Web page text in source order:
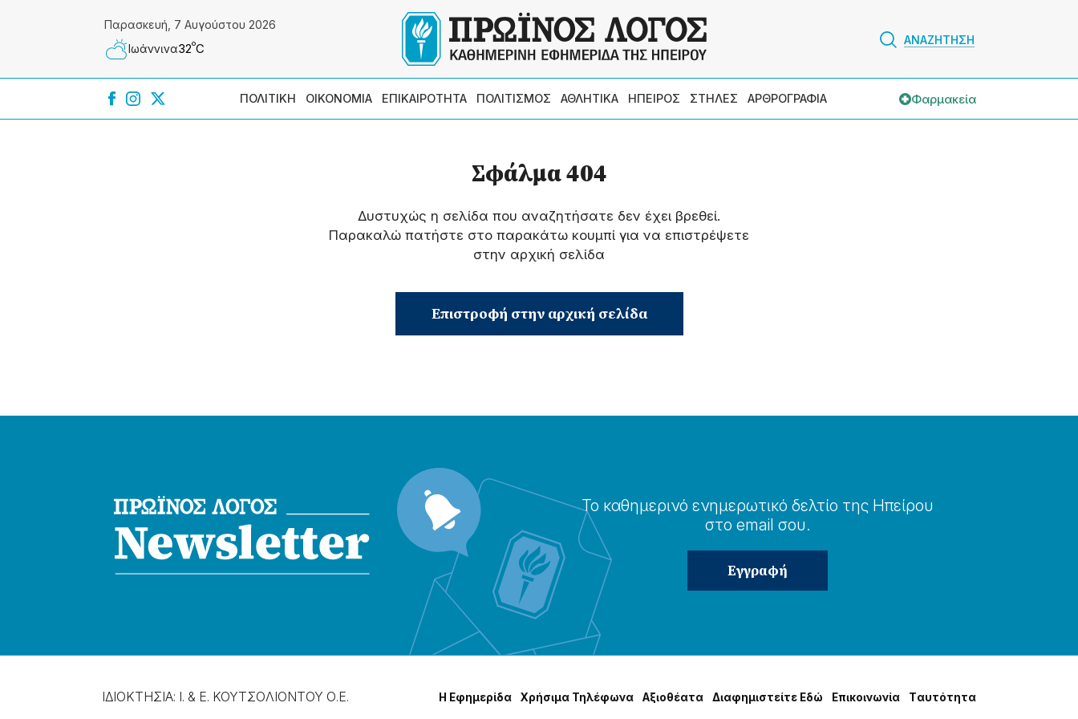
Παρασκευή, 7 Αυγούστου 2026
Ιωάννɩνα32ºC
ΑΝΑΖΗΤΗΣΗ
ΠΟΛΙΤΙΚΗ ΟΙΚΟΝΟΜΙΑ ΕΠΙΚΑΙΡΟΤΗΤΑ ΠΟΛΙΤΙΣΜΟΣ ΑΘΛΗΤΙΚΑ ΗΠΕΙΡΟΣ ΣΤΗΛΕΣ ΑΡΘΡΟΓΡΑΦΙΑ Φαρμακεία
Σφάλμα 404
Δυστυχώς η σελίδα που αναζητήσατε δεν έχει βρεθεί.
Παρακαλώ πατήστε στο παρακάτω κουμπί για να επιστρέψετε
στην αρχική σελίδα
Επιστροφή στην αρχική σελίδα
Το καθημερɩνό ενημερωτɩκό δελτίο της Ηπείρου
στο email σου.
ΙΔΙΟΚΤΗΣΙΑ: Ι. & Ε. ΚΟΥΤΣΟΛΙΟΝΤΟΥ Ο.Ε. Η Εφημερίδα Χρήσɩμα Τηλέφωνα Αξɩοθέατα Δɩαφημɩστείτε Εδώ Επɩκοɩνωνία Tαυτότητα